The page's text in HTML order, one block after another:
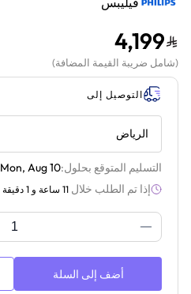
4,199
(شامل ضريبة القيمة المضافة)
التوصيل إلى
الرياض
التسليم المتوقع بحلول:Mon, Aug 10
إذا تم الطلب خلال 11 ساعة و 1 دقيقة
أضف إلى السلة